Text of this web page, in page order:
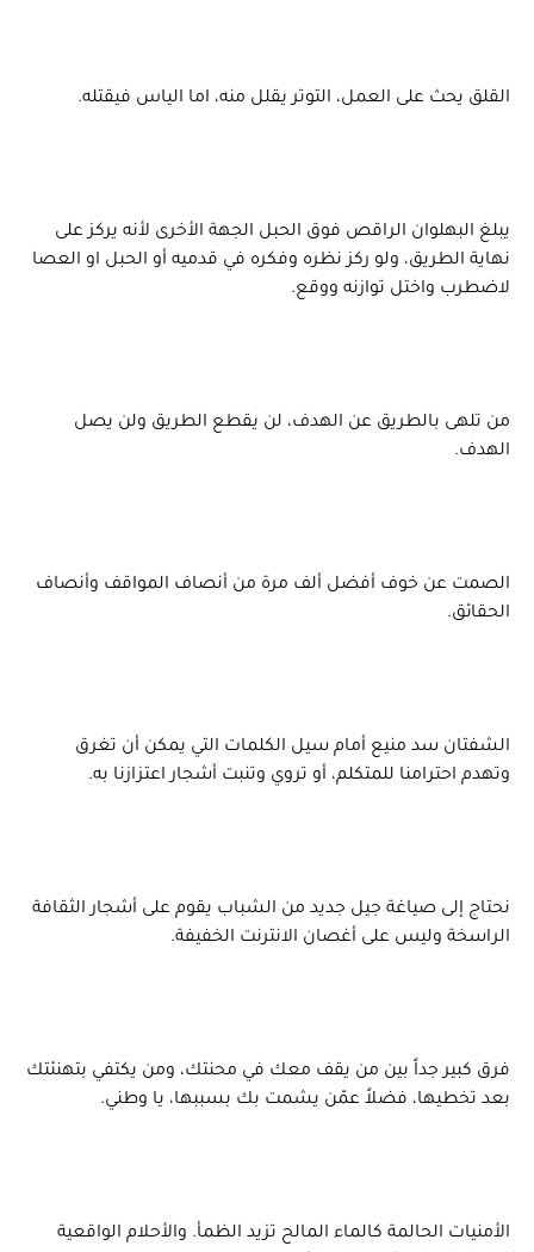
القلق يحث على العمل، التوتر يقلل منه، اما الياس فيقتله.
يبلغ البهلوان الراقص فوق الحبل الجهة الأخرى لأنه يركز على
نهاية الطريق، ولو ركز نظره وفكره في قدميه أو الحبل او العصا
لاضطرب واختل توازنه ووقع.
من تلهى بالطريق عن الهدف، لن يقطع الطريق ولن يصل
الهدف.
الصمت عن خوف أفضل ألف مرة من أنصاف المواقف وأنصاف
الحقائق.
الشفتان سد منيع أمام سيل الكلمات التي يمكن أن تغرق
وتهدم احترامنا للمتكلم، أو تروي وتنبت أشجار اعتزازنا به.
نحتاج إلى صياغة جيل جديد من الشباب يقوم على أشجار الثقافة
الراسخة وليس على أغصان الانترنت الخفيفة.
فرق كبير جداً بين من يقف معك في محنتك، ومن يكتفي بتهنئتك
بعد تخطيها، فضلاً عمّن يشمت بك بسببها، يا وطني.
الأمنيات الحالمة كالماء المالح تزيد الظمأ. والأحلام الواقعية